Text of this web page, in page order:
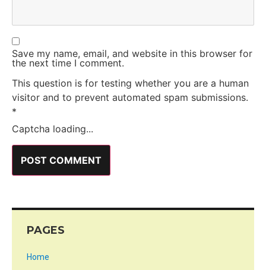
Save my name, email, and website in this browser for
the next time I comment.
This question is for testing whether you are a human
visitor and to prevent automated spam submissions.
*
Captcha loading...
PAGES
Home